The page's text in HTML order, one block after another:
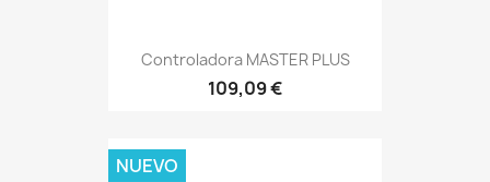
Controladora MASTER PLUS
109,09 €
NUEVO